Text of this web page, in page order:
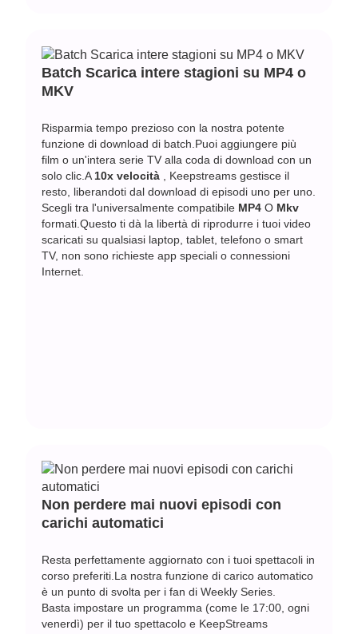
Batch Scarica intere stagioni su MP4 o
MKV
Risparmia tempo prezioso con la nostra potente
funzione di download di batch.Puoi aggiungere più
film o un'intera serie TV alla coda di download con un
solo clic.A 10x velocità
, Keepstreams gestisce il
resto, liberandoti dal download di episodi uno per uno.
Scegli tra l'universalmente compatibile MP4O Mkv
formati.Questo ti dà la libertà di riprodurre i tuoi video
scaricati su qualsiasi laptop, tablet, telefono o smart
TV, non sono richieste app speciali o connessioni
Internet.
Non perdere mai nuovi episodi con
carichi automatici
Resta perfettamente aggiornato con i tuoi spettacoli in
corso preferiti.La nostra funzione di carico automatico
è un punto di svolta per i fan di Weekly Series.
Basta impostare un programma (come le 17:00, ogni
venerdì) per il tuo spettacolo e KeepStreams